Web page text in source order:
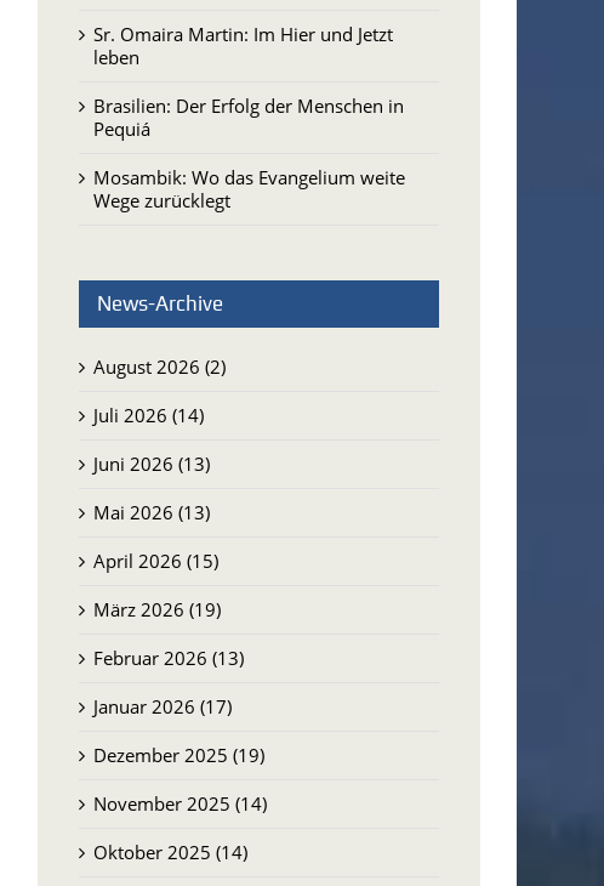
Sr. Omaira Martin: Im Hier und Jetzt
leben
Brasilien: Der Erfolg der Menschen in
Pequiá
Mosambik: Wo das Evangelium weite
Wege zurücklegt
News-Archive
August 2026 (2)
Juli 2026 (14)
Juni 2026 (13)
Mai 2026 (13)
April 2026 (15)
März 2026 (19)
Februar 2026 (13)
Januar 2026 (17)
Dezember 2025 (19)
November 2025 (14)
Oktober 2025 (14)